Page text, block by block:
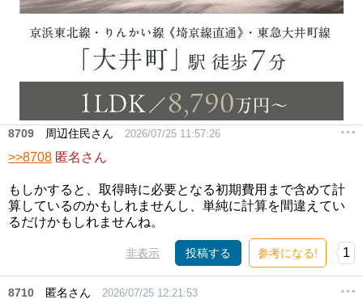
8709 周辺住民さん 2026/07/25 11:57:26
>>8708 匿名さん
もしかすると、取得時に必要となる初期費用まで含めて計
算しているのかもしれませんし、単純に計算を間違えてい
るだけかもしれませんね。
非表示 投稿する 参考になる! 1
8710 匿名さん 2026/07/25 12:21:53